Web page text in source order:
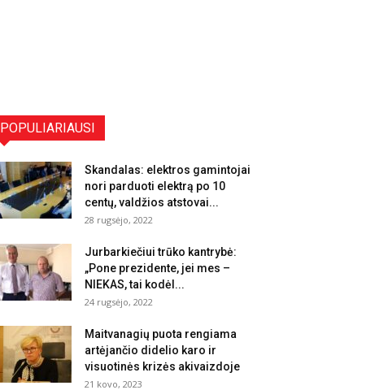
POPULIARIAUSI
Skandalas: elektros gamintojai
nori parduoti elektrą po 10
centų, valdžios atstovai...
28 rugsėjo, 2022
Jurbarkiečiui trūko kantrybė:
„Pone prezidente, jei mes –
NIEKAS, tai kodėl...
24 rugsėjo, 2022
Maitvanagių puota rengiama
artėjančio didelio karo ir
visuotinės krizės akivaizdoje
21 kovo, 2023